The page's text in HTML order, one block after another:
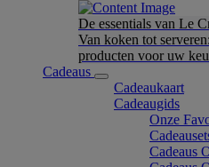
De essentials van Le
Van koken tot
producten voor uw
Cadeaus
Cadeaukaart
Cadeaugids
Onze
Cadeaus